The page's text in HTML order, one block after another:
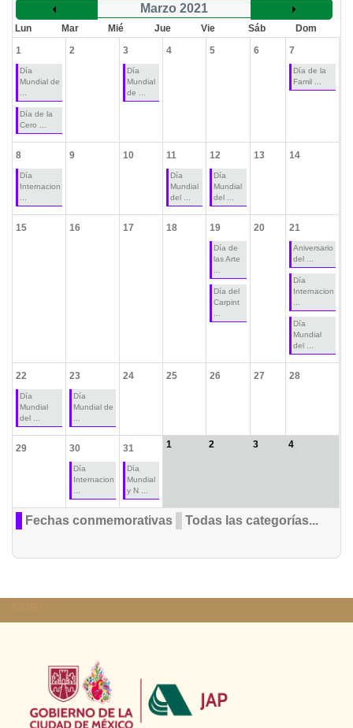
Marzo 2021
Lun Mar Mié Jue Vie Sáb
Dom
1
Día
Mundial de
Día de la
Cero ...
2 3
Día
Mundial
de ...
4 5 6 7
Día de la
Famil ...
8
Día
Internacion
9 10 11
Día
Mundial
del ...
12
Día
Mundial
del ...
13 14
15 16 17 18 19
Día de
las Arte
Día del
Carpint
20 21
Aniversario
del ...
Día
Internacion
Día
Mundial
del ...
22
Día
Mundial
del ...
23
Día
Mundial de
24 25 26 27 28
29 30
Día
Internacion
31
Día
Mundial
y N ...
1 2 3 4
Fechas conmemorativas Todas las categorías...